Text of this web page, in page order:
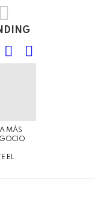
SEARCH
MÁS
EL